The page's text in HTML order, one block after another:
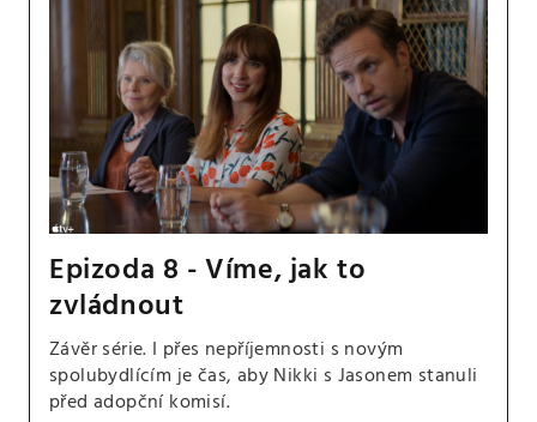
Epizoda 8 - Víme, jak to
zvládnout
Závěr série. I přes nepříjemnosti s novým
spolubydlícím je čas, aby Nikki s Jasonem stanuli
před adopční komisí.